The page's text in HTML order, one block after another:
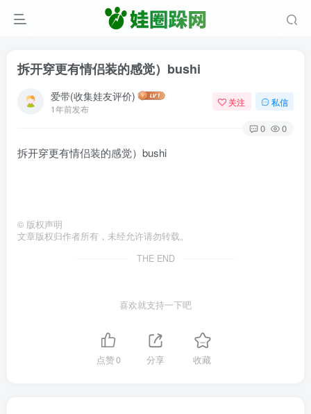
拆开穿更有情侣装的感觉）bushi
爱带(收集娃友评价)
1年前发布
关注 私信
0 0
拆开穿更有情侣装的感觉）bushi
© 版权声明
文章版权归作者所有，未经允许请勿转载。
THE END
喜欢就支持一下吧
点赞0 分享 收藏